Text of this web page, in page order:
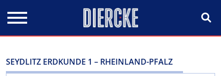
SEYDLITZ ERDKUNDE 1 – RHEINLAND-PFALZ